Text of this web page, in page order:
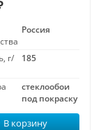
Россия
г/
185
стеклообои
под покраску
В корзину